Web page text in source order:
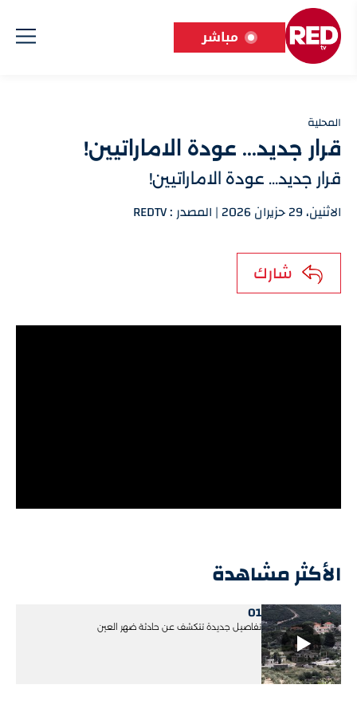
مباشر
المحلية
قرار جديد... عودة الاماراتيين!
قرار جديد... عودة الاماراتيين!
الاثنين، 29 حزيران 2026 | المصدر : REDTV
شارك
الأكثر مشاهدة
01
تفاصيل جديدة تتكشف عن حادثة ضهر العين